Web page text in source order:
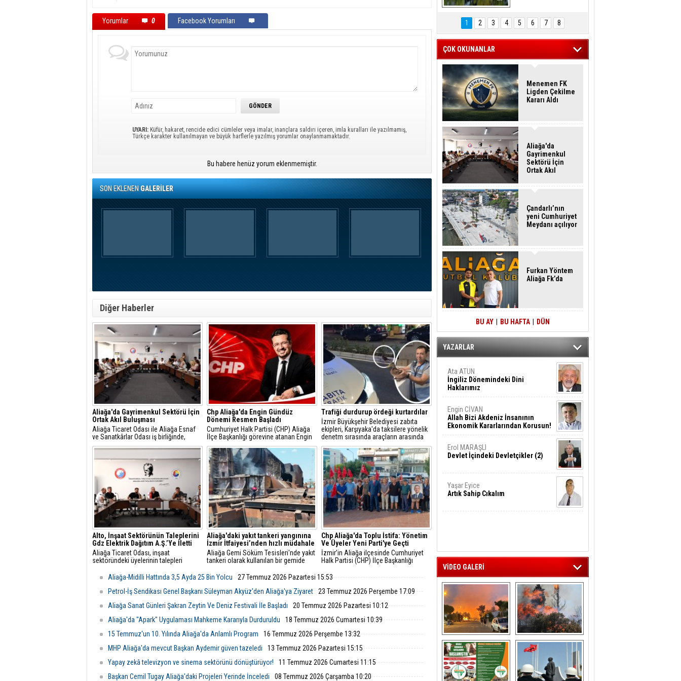
Yorumlar 0 Facebook Yorumları
UYARI: Küfür, hakaret, rencide edici cümleler veya imalar, inançlara saldırı içeren, imla kuralları ile yazılmamış,
Türkçe karakter kullanılmayan ve büyük harflerle yazılmış yorumlar onaylanmamaktadır.
Bu habere henüz yorum eklenmemiştir.
SON EKLENENGALERİLER
Diğer Haberler
Aliağa'da Gayrimenkul Sektörü İçin
Ortak Akıl Buluşması
Aliağa Ticaret Odası ile Aliağa Esnaf
ve Sanatkârlar Odası iş birliğinde,
ilçede faaliyet gösteren gayrimenkul
danışmanlarıyla sektörel istişare
toplantısı gerçekleştirildi.
Chp Aliağa'da Engin Gündüz
Dönemi Resmen Başladı
Cumhuriyet Halk Partisi (CHP) Aliağa
İlçe Başkanlığı görevine atanan Engin
Gündüz, sosyal medya hesabından
yaptığı açıklamayla yeni döneme ilişkin
mesajlar verdi.
Trafiği durdurup ördeği kurtardılar
İzmir Büyükşehir Belediyesi zabıta
ekipleri, Karşıyaka'da taksilere yönelik
denetm sırasında araçların arasında
kalan yeşilbaşlı dişi ördeği fark ederek
trafiği durdurdu.
Alto, İnşaat Sektörünün Taleplerini
Gdz Elektrik Dağıtım A.Ş.’Ye İletti
Aliağa Ticaret Odası, inşaat
sektöründeki üyelerinin talepleri
yetkilileriyle toplantı düzenledi.
Görüşmede sayaç panosu ve enerji
odası düzenlemeleriyle ilgili yeni
değerlendirildi.
Aliağa'daki yakıt tankeri yangınına
İzmir İtfaiyesi’nden hızlı müdahale
Aliağa Gemi Söküm Tesisleri'nde yakıt
tankeri olarak kullanılan bir gemide
Belediyesi İtfaiye Dairesi Başkanlığı
ulaştı.
Chp Aliağa'da Toplu İstifa: Yönetim
Ve Üyeler Yeni Parti'ye Geçti
İzmir’in Aliağa ilçesinde Cumhuriyet
Halk Partisi (CHP) İlçe Başkanlığı
üyesi, düzenlenen basın toplantısıyla
istifa ettiklerini duyurarak Yeni Parti’ye
Aliağa-Midilli Hattında 3,5 Ayda 25 Bin Yolcu
27 Temmuz 2026 Pazartesi 15:53
Petrol-İş Sendikası Genel Başkanı Süleyman Akyüz'den Aliağa'ya Ziyaret
23 Temmuz 2026 Perşembe 17:09
Aliağa Sanat Günleri Şakran Zeytin Ve Deniz Festivali İle Başladı
20 Temmuz 2026 Pazartesi 10:12
Aliağa'da "Apark" Uygulaması Mahkeme Kararıyla Durduruldu
18 Temmuz 2026 Cumartesi 10:39
15 Temmuz'un 10. Yılında Aliağa'da Anlamlı Program
16 Temmuz 2026 Perşembe 13:32
MHP Aliağa'da mevcut Başkan Aydemir güven tazeledi
13 Temmuz 2026 Pazartesi 15:15
Yapay zekâ televizyon ve sinema sektörünü dönüştürüyor!
11 Temmuz 2026 Cumartesi 11:15
Başkan Cemil Tugay Aliağa'daki Projeleri Yerinde İnceledi
08 Temmuz 2026 Çarşamba 10:20
Hasan Eser'in
Objektifinden
1 2 3 4 5 6 7 8
ÇOK OKUNANLAR
Menemen FK
Ligden Çekilme
Kararı Aldı
Aliağa'da
Gayrimenkul
Sektörü İçin
Ortak Akıl
Çandarlı’nın
yeni Cumhuriyet
Meydanı açılıyor
Furkan Yöntem
Aliağa Fk’da
BU AY BU HAFTA DÜN
YAZARLAR
Ata ATUN
İngiliz Dönemindeki Dini
Haklarımız
Engin CİVAN
Allah Bizi Akdeniz İnsanının
Ekonomik Kararlarından Korusun!
Erol MARAŞLI
Devlet İçindeki Devletçikler (2)
Yaşar Eyice
Artık Sahip Cıkalım
VİDEO GALERİ
Aliağa ‘da  otluk
alanda çıkan
yangın evlere
sıçramadan
söndürüldü
Aliağa'nın Ciğerleri